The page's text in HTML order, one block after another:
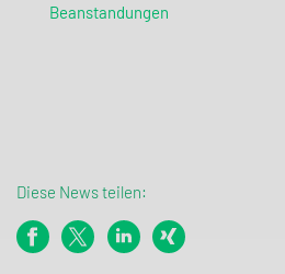
Beanstandungen
Diese News teilen: